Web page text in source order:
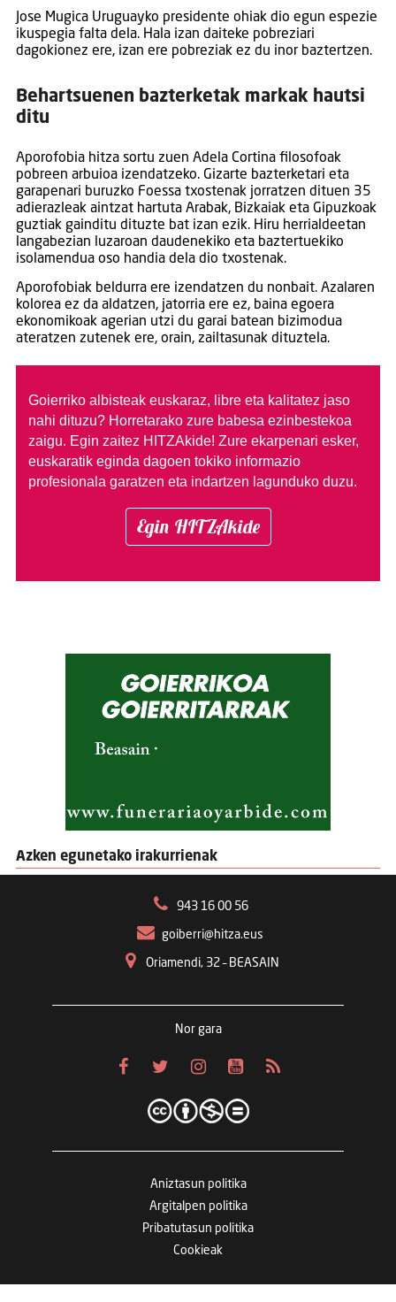
Jose Mugica Uruguayko presidente ohiak dio egun espezie
ikuspegia falta dela. Hala izan daiteke pobreziari
dagokionez ere, izan ere pobreziak ez du inor baztertzen.
Behartsuenen bazterketak markak hautsi
ditu
Aporofobia hitza sortu zuen Adela Cortina filosofoak
pobreen arbuioa izendatzeko. Gizarte bazterketari eta
garapenari buruzko Foessa txostenak jorratzen dituen 35
adierazleak aintzat hartuta Arabak, Bizkaiak eta Gipuzkoak
guztiak gainditu dituzte bat izan ezik. Hiru herrialdeetan
langabezian luzaroan daudenekiko eta baztertuekiko
isolamendua oso handia dela dio txostenak.
Aporofobiak beldurra ere izendatzen du nonbait. Azalaren
kolorea ez da aldatzen, jatorria ere ez, baina egoera
ekonomikoak agerian utzi du garai batean bizimodua
ateratzen zutenek ere, orain, zailtasunak dituztela.
Goierriko albisteak euskaraz, libre eta kalitatez jaso
nahi dituzu? Horretarako zure babesa ezinbestekoa
zaigu. Egin zaitez HITZAkide! Zure ekarpenari esker,
euskaratik eginda dagoen tokiko informazio
profesionala garatzen eta indartzen lagunduko duzu.
Egin HITZAkide
Azken egunetako irakurrienak
943 16 00 56
goiberri@hitza.eus
Oriamendi, 32 – BEASAIN
Nor gara
Aniztasun politika
Argitalpen politika
Pribatutasun politika
Cookieak